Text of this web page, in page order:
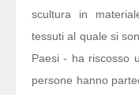
scultura in
tessuti al quale si
Paesi - ha riscosso
persone hanno